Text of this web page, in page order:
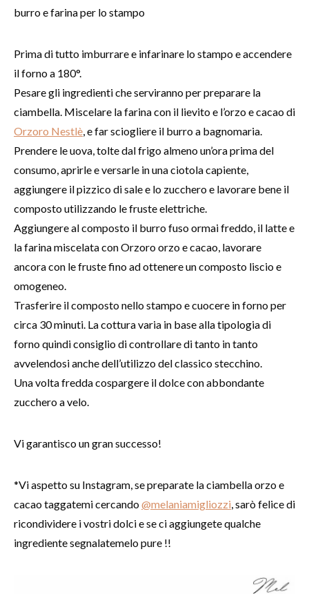
burro e farina per lo stampo
Prima di tutto imburrare e infarinare lo stampo e accendere
il forno a 180°.
Pesare gli ingredienti che serviranno per preparare la
ciambella. Miscelare la farina con il lievito e l’orzo e cacao di
Orzoro Nestlè , e far sciogliere il burro a bagnomaria.
Prendere le uova, tolte dal frigo almeno un’ora prima del
consumo, aprirle e versarle in una ciotola capiente,
aggiungere il pizzico di sale e lo zucchero e lavorare bene il
composto utilizzando le fruste elettriche.
Aggiungere al composto il burro fuso ormai freddo, il latte e
la farina miscelata con Orzoro orzo e cacao, lavorare
ancora con le fruste fino ad ottenere un composto liscio e
omogeneo.
Trasferire il composto nello stampo e cuocere in forno per
circa 30 minuti. La cottura varia in base alla tipologia di
forno quindi consiglio di controllare di tanto in tanto
avvelendosi anche dell’utilizzo del classico stecchino.
Una volta fredda cospargere il dolce con abbondante
zucchero a velo.
Vi garantisco un gran successo!
*Vi aspetto su Instagram, se preparate la ciambella orzo e
cacao taggatemi cercando@melaniamigliozzi , sarò felice di
ricondividere i vostri dolci e se ci aggiungete qualche
ingrediente segnalatemelo pure !!